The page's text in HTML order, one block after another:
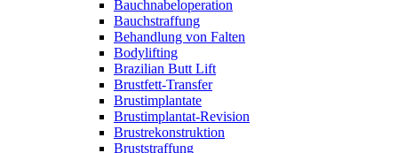
Bauchnabeloperation
Bauchstraffung
Behandlung von Falten
Bodylifting
Brazilian Butt Lift
Brustfett-Transfer
Brustimplantate
Brustimplantat-Revision
Brustrekonstruktion
Bruststraffung